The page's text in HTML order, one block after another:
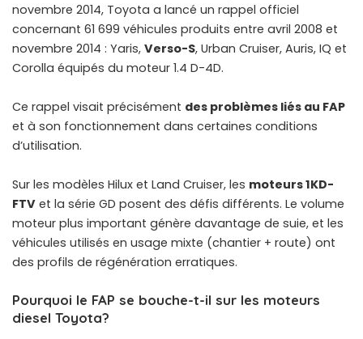
novembre 2014, Toyota a lancé un rappel officiel
concernant 61 699 véhicules produits entre avril 2008 et
novembre 2014 : Yaris, Verso-S, Urban Cruiser, Auris, IQ et
Corolla équipés du moteur 1.4 D-4D.
Ce rappel visait précisément des problèmes liés au FAP
et à son fonctionnement dans certaines conditions
d’utilisation.
Sur les modèles Hilux et Land Cruiser, les moteurs 1KD-
FTV et la série GD posent des défis différents. Le volume
moteur plus important génère davantage de suie, et les
véhicules utilisés en usage mixte (chantier + route) ont
des profils de régénération erratiques.
Pourquoi le FAP se bouche-t-il sur les moteurs
diesel Toyota?